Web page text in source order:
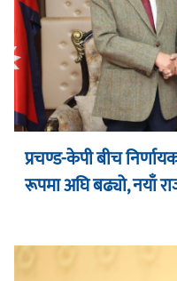
प्रचण्ड-केपी बीच
रूपमा अघि बढ्यो, नयाँ